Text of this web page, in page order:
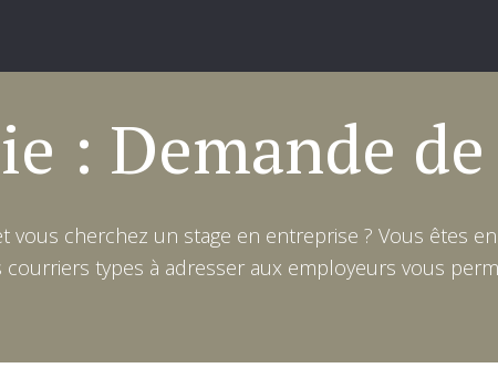
: Demande
vous cherchez un stage en entreprise ? Vous êtes
courriers types à adresser aux employeurs vous